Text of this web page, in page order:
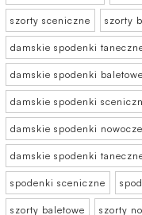
szorty sceniczne szorty
damskie spodenki
damskie spodenki baletowe
damskie spodenki
damskie spodenki
damskie spodenki
spodenki sceniczne
szorty baletowe szorty